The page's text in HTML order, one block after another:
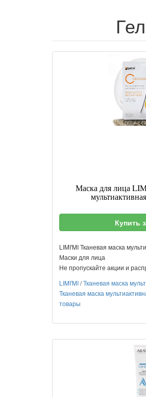
Маска для лица
Купить
LIMI'MI Тканевая маска
Маски для лица
Не пропускайте акции и
LIMI'MI/Тканевая маска
Тканевая маска
товары